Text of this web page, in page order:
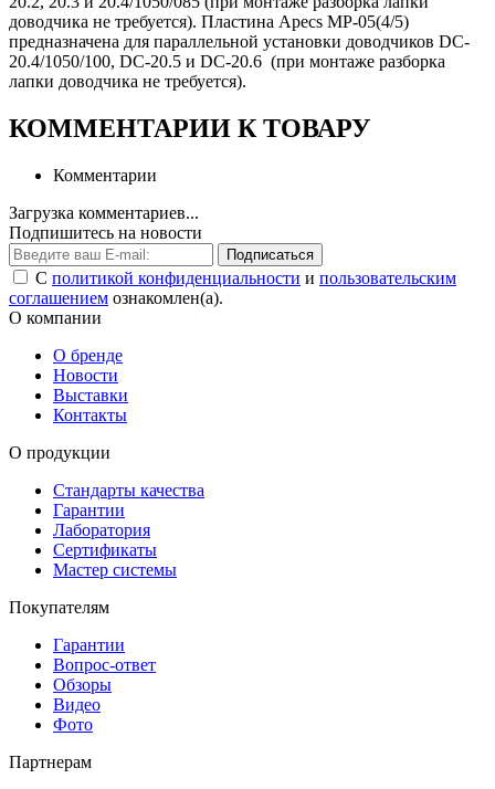
доводчика не требуется). Пластина Apecs MP-05(4/5)
предназначена для параллельной установки доводчиков DC-
20.4/1050/100, DC-20.5 и DC-20.6 (при монтаже разборка
лапки доводчика не требуется).
КОММЕНТАРИИ К ТОВАРУ
Комментарии
Загрузка комментариев...
Подпишитесь на новости
Подписаться
С политикой конфиденциальности и пользовательским
соглашением ознакомлен(а).
О компании
О бренде
Новости
Выставки
Контакты
О продукции
Стандарты качества
Гарантии
Лаборатория
Сертификаты
Мастер системы
Покупателям
Гарантии
Вопрос-ответ
Обзоры
Видео
Фото
Партнерам